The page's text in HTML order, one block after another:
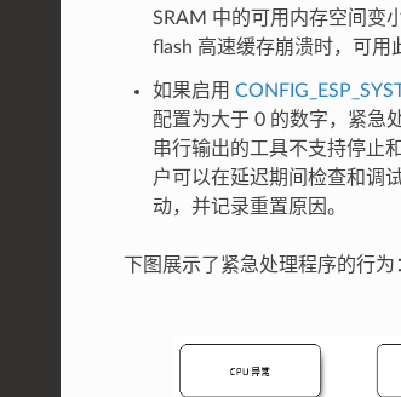
SRAM 中的可用内存空间变
flash 高速缓存崩溃时，可用
如果启用
配置为大于 0 的数字，紧急
串行输出的工具不支持停止
户可以在延迟期间检查和调
动，并记录重置原因。
下图展示了紧急处理程序的行为